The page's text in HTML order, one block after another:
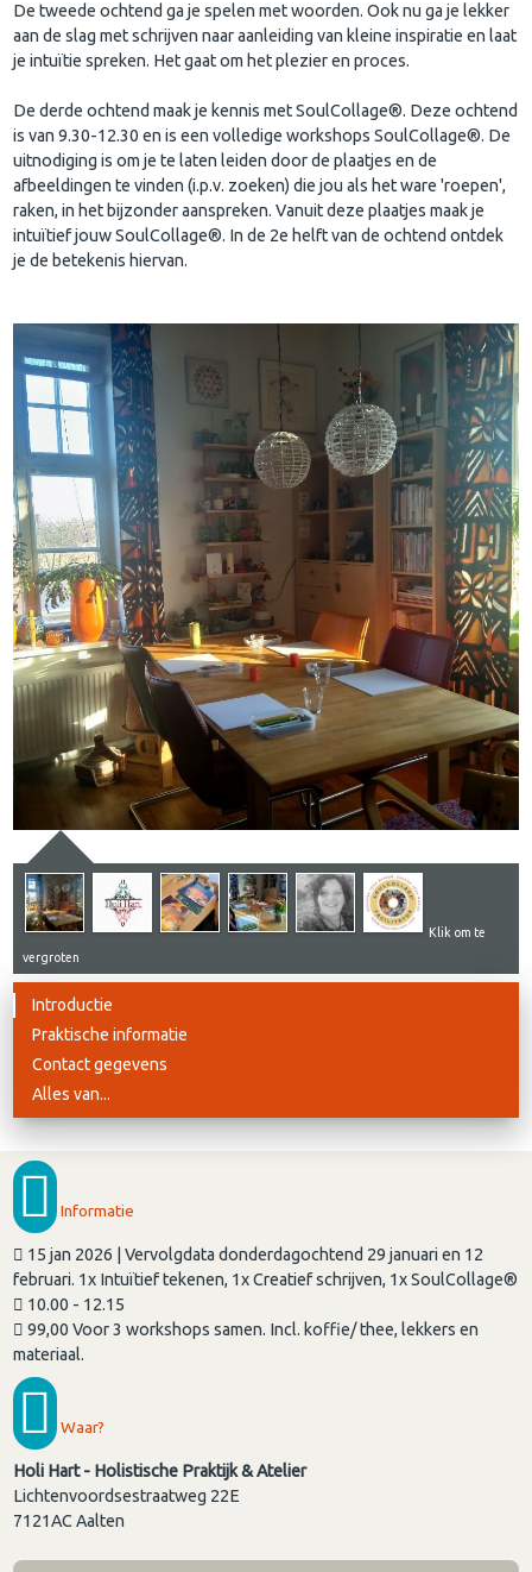
De tweede ochtend ga je spelen met woorden. Ook nu ga je lekker
aan de slag met schrijven naar aanleiding van kleine inspiratie en laat
je intuïtie spreken. Het gaat om het plezier en proces.
De derde ochtend maak je kennis met SoulCollage®. Deze ochtend
is van 9.30-12.30 en is een volledige workshops SoulCollage®. De
uitnodiging is om je te laten leiden door de plaatjes en de
afbeeldingen te vinden (i.p.v. zoeken) die jou als het ware 'roepen',
raken, in het bijzonder aanspreken. Vanuit deze plaatjes maak je
intuïtief jouw SoulCollage®. In de 2e helft van de ochtend ontdek
je de betekenis hiervan.
Klik om te
vergroten
Introductie
Praktische informatie
Contact gegevens
Alles van...
Informatie
15 jan 2026 | Vervolgdata donderdagochtend 29 januari en 12
februari. 1x Intuïtief tekenen, 1x Creatief schrijven, 1x SoulCollage®
10.00 - 12.15
99,00 Voor 3 workshops samen. Incl. koffie/ thee, lekkers en
materiaal.
Waar?
Holi Hart - Holistische Praktijk & Atelier
Lichtenvoordsestraatweg 22E
7121AC Aalten